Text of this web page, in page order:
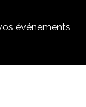
événements